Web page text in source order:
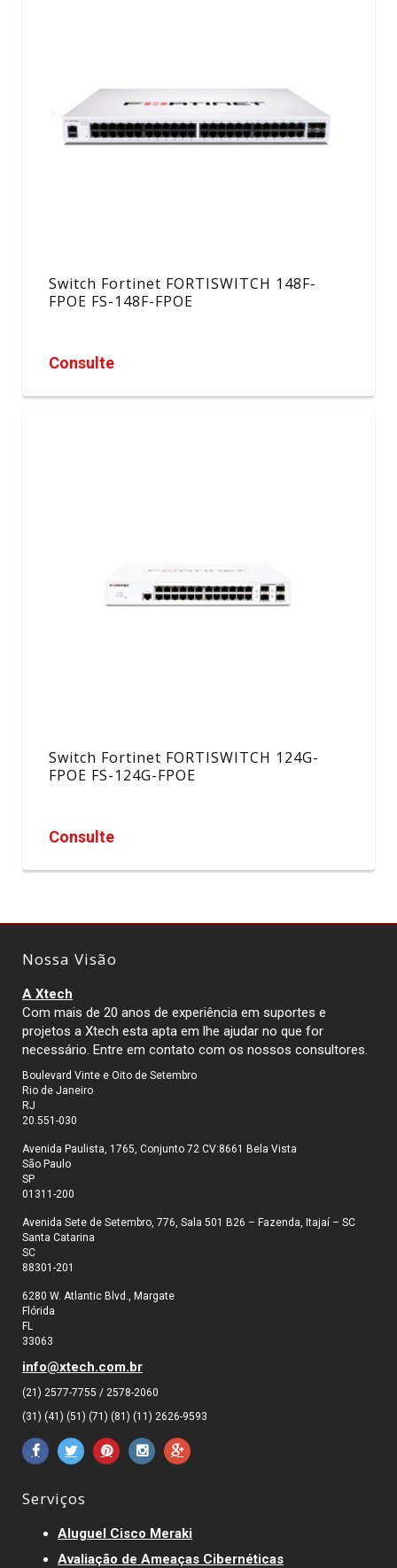
Switch Fortinet FORTISWITCH 148F-
FPOE FS-148F-FPOE
Consulte
Switch Fortinet FORTISWITCH 124G-
FPOE FS-124G-FPOE
Consulte
Nossa Visão
A Xtech
Com mais de 20 anos de experiência em suportes e
projetos a Xtech esta apta em lhe ajudar no que for
necessário. Entre em contato com os nossos consultores.
Boulevard Vinte e Oito de Setembro
Rio de Janeiro
RJ
20.551-030
Avenida Paulista, 1765, Conjunto 72 CV:8661 Bela Vista
São Paulo
SP
01311-200
Avenida Sete de Setembro, 776, Sala 501 B26 – Fazenda, Itajaí – SC
Santa Catarina
SC
88301-201
6280 W. Atlantic Blvd., Margate
Flórida
FL
33063
info@xtech.com.br
(21) 2577-7755 / 2578-2060
(31) (41) (51) (71) (81) (11) 2626-9593
Serviços
Aluguel Cisco Meraki
Avaliação de Ameaças Cibernéticas